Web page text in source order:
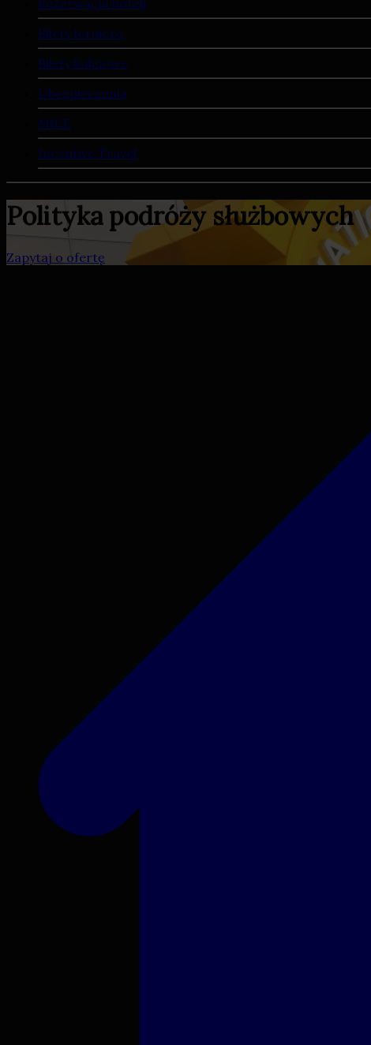
Rezerwacja hoteli
Bilety lotnicze
Bilety kolejowe
Ubezpieczenia
MICE
Incentive Travel
Polityka podróży służbowych
Zapytaj o ofertę